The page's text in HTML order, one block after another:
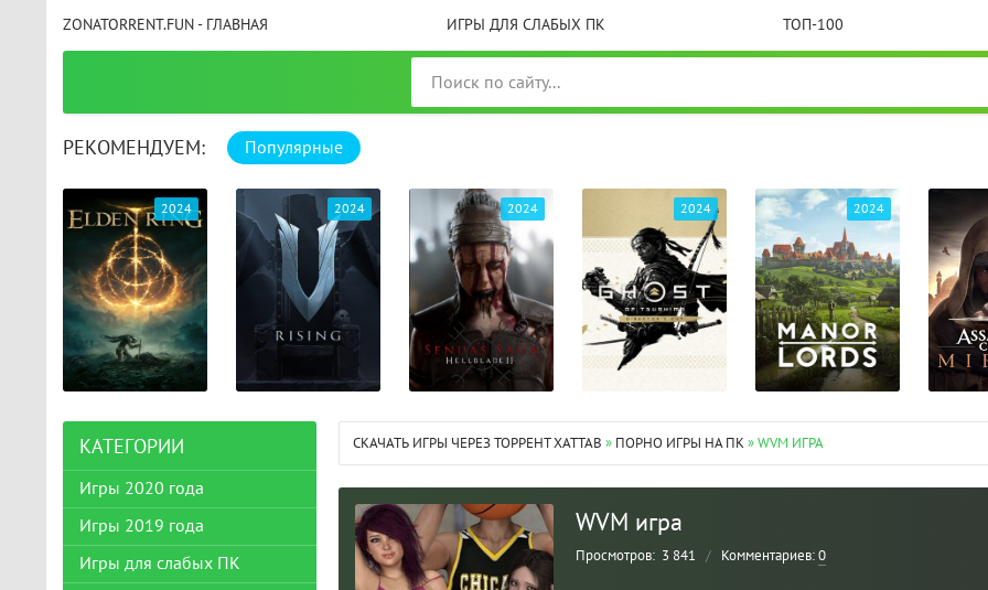
ZONATORRENT.FUN - ГЛАВНАЯ ИГРЫ ДЛЯ СЛАБЫХ ПК ТОП-100
РЕКОМЕНДУЕМ: Популярные
2024 2024 2024 2024 2024
СКАЧАТЬ ИГРЫ ЧЕРЕЗ ТОРРЕНТ XATTAB » ПОРНО ИГРЫ НА ПК» WVM ИГРА
WVM игра
Просмотров: 3 841 / Комментариев:0
КАТЕГОРИИ
Игры 2020 года
Игры 2019 года
Игры для слабых ПК